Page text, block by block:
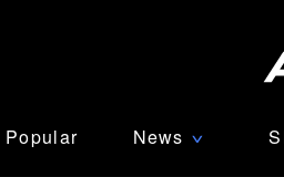
Popular News ∨